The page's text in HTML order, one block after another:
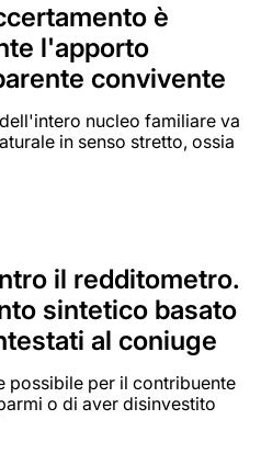
è
l'apporto
convivente
nucleo familiare va
in senso stretto, ossia
il redditometro.
sintetico basato
al coniuge
possibile per il contribuente
o di aver disinvestito